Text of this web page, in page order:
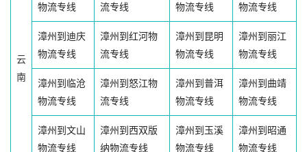
云
南
物流专线
流专线
物流专线
物流专线
漳州到迪庆
物流专线
漳州到红河物
流专线
漳州到昆明
物流专线
漳州到丽江
物流专线
漳州到临沧
物流专线
漳州到怒江物
流专线
漳州到普洱
物流专线
漳州到曲靖
物流专线
漳州到文山
物流专线
漳州到西双版
纳物流专线
漳州到玉溪
物流专线
漳州到昭通
物流专线